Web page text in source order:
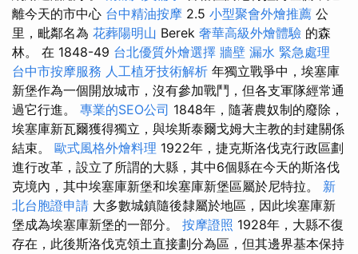
離今天的市中心 台中精油按摩 2.5 小型聚會外燴推薦 公
里，毗鄰名為 花葬陽明山 Berek 奢華高級外燴體驗 的森
林。 在 1848-49 台北優質外燴選擇 牆壁 漏水 緊急處理
台中市按摩服務 人工植牙技術解析 年獨立戰爭中，埃塞庫
新堡作為一個開放城市，沒有參加戰鬥，但各支軍隊經常通
過它行進。 專業的SEO公司 1848年，隨著農奴制的廢除，
埃塞庫新瓦爾獲得獨立，與埃斯泰爾戈姆大主教的封建關係
結束。 歐式風格外燴料理 1922年，捷克斯洛伐克行政區劃
進行改革，設立了所謂的大縣，其中6個縣在今天的斯洛伐
克境內，其中埃塞庫新堡和埃塞庫新堡區屬於尼特拉。 新
北台胞證申請 大多數城鎮隨後隸屬於地區，因此埃塞庫新
堡成為埃塞庫新堡的一部分。 按摩證照 1928年，大縣不復
存在，此後斯洛伐克領土直接劃分為區，但其邊界基本保持